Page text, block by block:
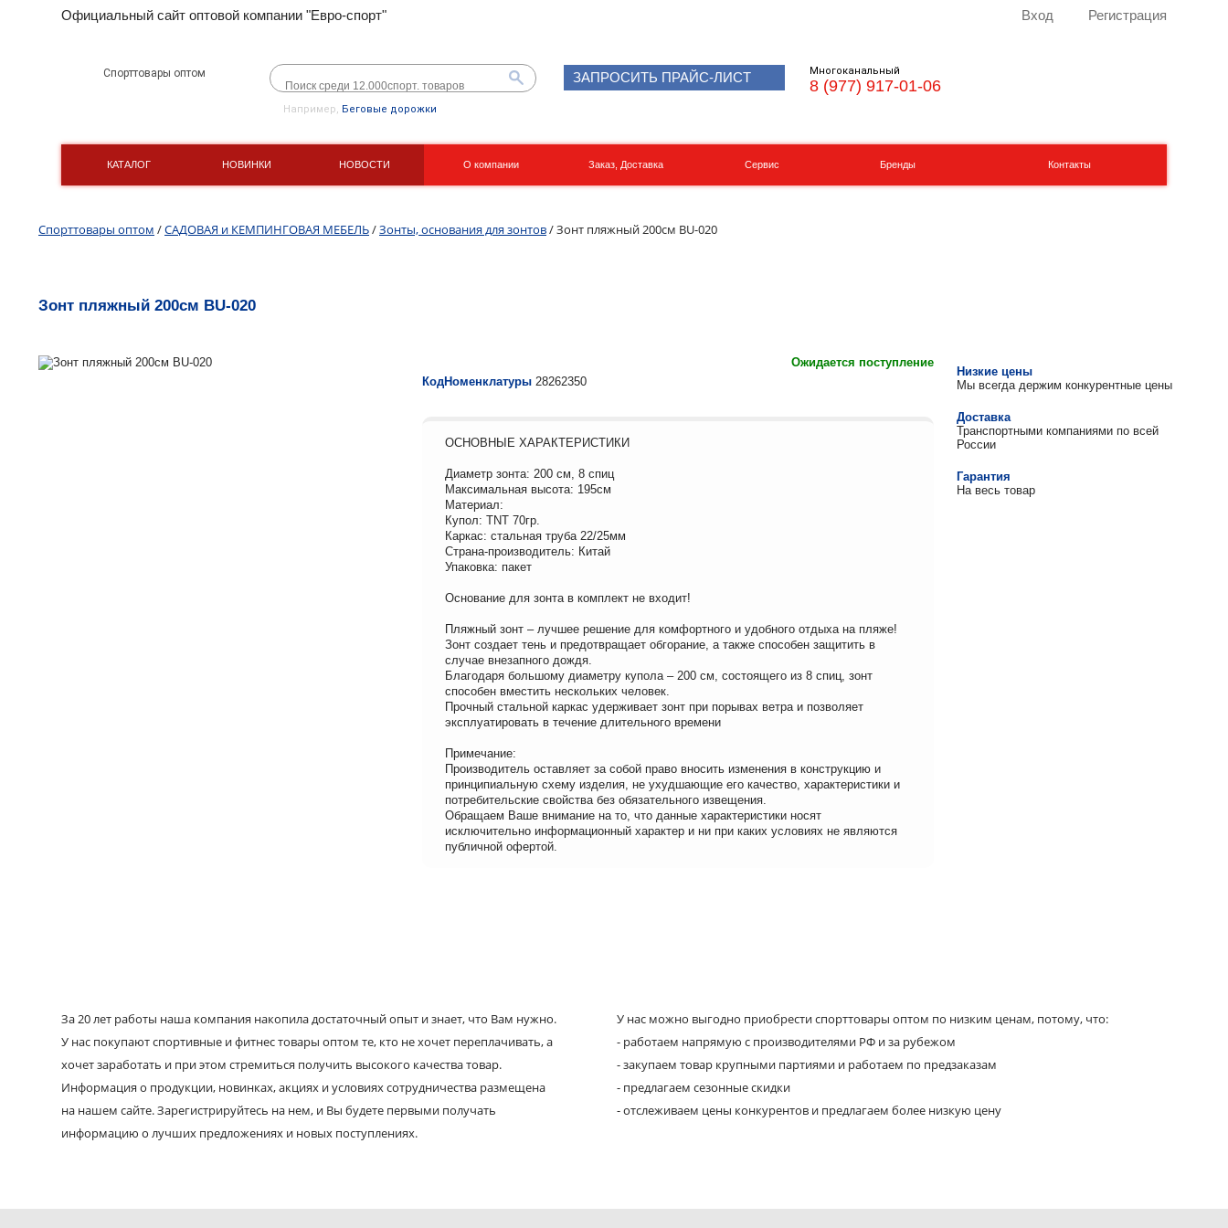
Официальный сайт оптовой компании "Евро-спорт" Вход Регистрация
Спорттовары оптом
Например, Беговые дорожки
ЗАПРОСИТЬ ПРАЙС-ЛИСТ Многоканальный
8 (977) 917-01-06
КАТАЛОГ НОВИНКИ НОВОСТИ О компании Заказ, Доставка Сервис Бренды Контакты
Спорттовары оптом /САДОВАЯ и КЕМПИНГОВАЯ МЕБЕЛЬ/Зонты, основания для зонтов/ Зонт пляжный 200см BU-020
Зонт пляжный 200см BU-020
Ожидается поступление
КодНоменклатуры 28262350
ОСНОВНЫЕ ХАРАКТЕРИСТИКИ
Диаметр зонта: 200 см, 8 спиц
Максимальная высота: 195см
Материал:
Купол: TNT 70гр.
Каркас: стальная труба 22/25мм
Страна-производитель: Китай
Упаковка: пакет
Основание для зонта в комплект не входит!
Пляжный зонт – лучшее решение для комфортного и удобного отдыха на пляже!
Зонт создает тень и предотвращает обгорание, а также способен защитить в
случае внезапного дождя.
Благодаря большому диаметру купола – 200 см, состоящего из 8 спиц, зонт
способен вместить нескольких человек.
Прочный стальной каркас удерживает зонт при порывах ветра и позволяет
эксплуатировать в течение длительного времени
Примечание:
Производитель оставляет за собой право вносить изменения в конструкцию и
принципиальную схему изделия, не ухудшающие его качество, характеристики и
потребительские свойства без обязательного извещения.
Обращаем Ваше внимание на то, что данные характеристики носят
исключительно информационный характер и ни при каких условиях не являются
публичной офертой.
Низкие цены
Мы всегда держим конкурентные цены
Доставка
Транспортными компаниями по всей
России
Гарантия
На весь товар
За 20 лет работы наша компания накопила достаточный опыт и знает, что Вам нужно.
У нас покупают спортивные и фитнес товары оптом те, кто не хочет переплачивать, а
хочет заработать и при этом стремиться получить высокого качества товар.
Информация о продукции, новинках, акциях и условиях сотрудничества размещена
на нашем сайте. Зарегистрируйтесь на нем, и Вы будете первыми получать
информацию о лучших предложениях и новых поступлениях.
У нас можно выгодно приобрести спорттовары оптом по низким ценам, потому, что:
- работаем напрямую с производителями РФ и за рубежом
- закупаем товар крупными партиями и работаем по предзаказам
- предлагаем сезонные скидки
- отслеживаем цены конкурентов и предлагаем более низкую цену